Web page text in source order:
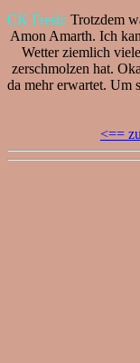
CK Fresh: Trotzdem
Amon Amarth. Ich
Wetter ziemlich
zerschmolzen hat.
da mehr erwartet. Um
<==